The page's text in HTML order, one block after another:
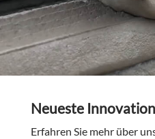
Neueste
Erfahren Sie mehr über